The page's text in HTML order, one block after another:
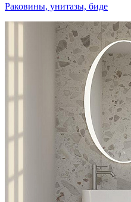
Раковины, унитазы, биде